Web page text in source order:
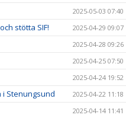
2025-05-03 07:40
stötta SIF! 2025-04-29 09:07
2025-04-28 09:26
2025-04-25 07:50
2025-04-24 19:52
Stenungsund 2025-04-22 11:18
2025-04-14 11:41